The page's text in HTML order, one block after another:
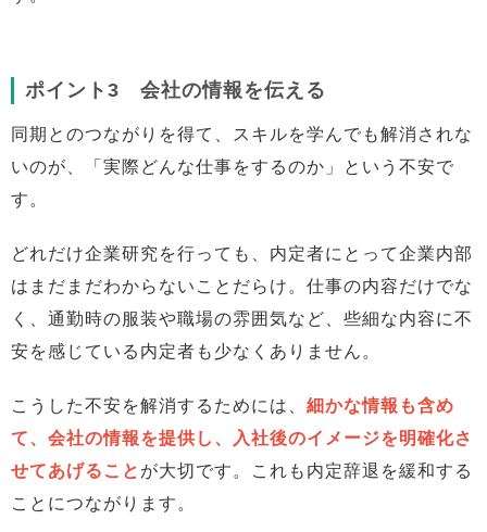
ポイント3 会社の情報を伝える
同期とのつながりを得て、スキルを学んでも解消されな
いのが、「実際どんな仕事をするのか」という不安で
す。
どれだけ企業研究を行っても、内定者にとって企業内部
はまだまだわからないことだらけ。仕事の内容だけでな
く、通勤時の服装や職場の雰囲気など、些細な内容に不
安を感じている内定者も少なくありません。
こうした不安を解消するためには、 細かな情報も含め
て、会社の情報を提供し、入社後のイメージを明確化さ
せてあげること が大切です。これも内定辞退を緩和する
ことにつながります。